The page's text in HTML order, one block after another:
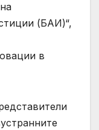
(БАИ)“,
в